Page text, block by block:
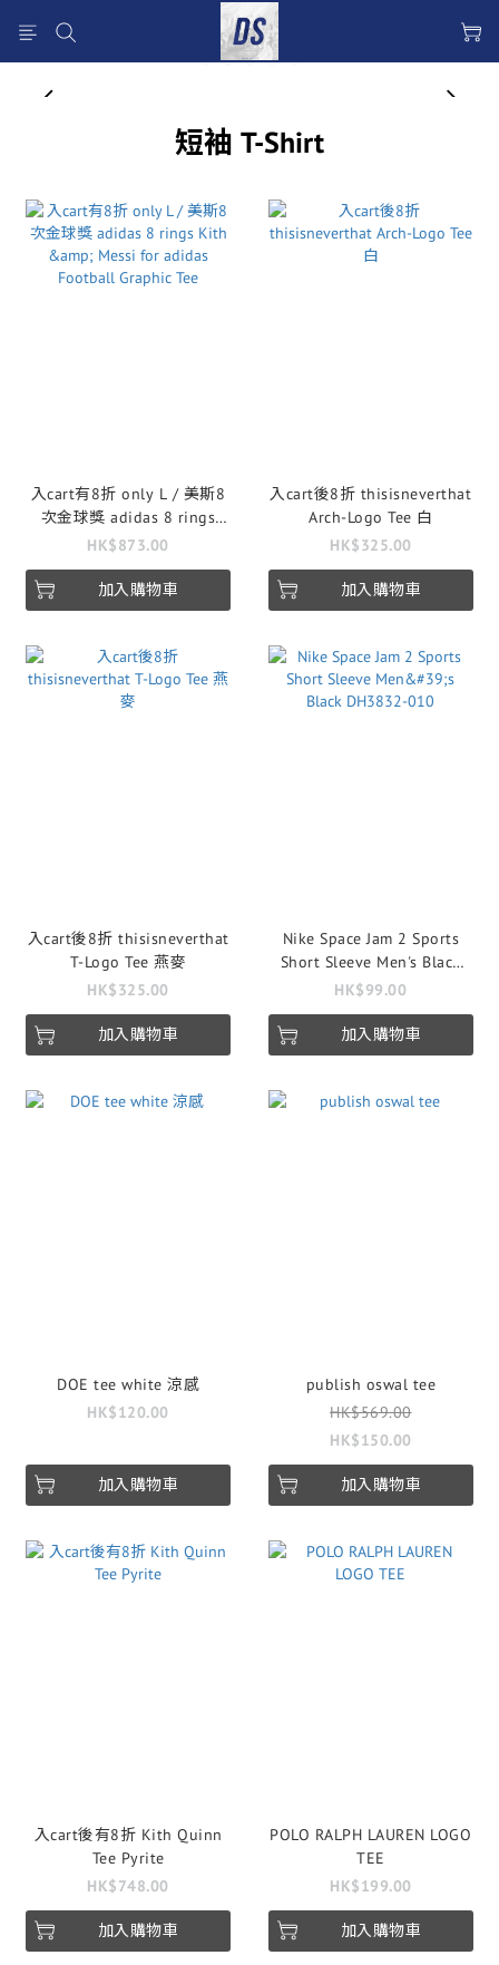
prev next
短袖 T-Shirt
入cart有8折 only L / 美斯8
次金球獎 adidas 8 rings
Kith & Messi for adidas
HK$873.00
加入購物車
入cart後8折 thisisneverthat
Arch-Logo Tee 白
HK$325.00
加入購物車
入cart後8折 thisisneverthat
T-Logo Tee 燕麥
HK$325.00
加入購物車
Nike Space Jam 2 Sports
Short Sleeve Men's Black
DH3832-010
HK$99.00
加入購物車
DOE tee white 涼感
HK$120.00
加入購物車
publish oswal tee
HK$569.00
HK$150.00
加入購物車
入cart後有8折 Kith Quinn
Tee Pyrite
HK$748.00
加入購物車
POLO RALPH LAUREN LOGO
TEE
HK$199.00
加入購物車